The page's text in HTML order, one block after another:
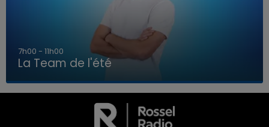
LA TEAM DE L'ÉTÉ
7h00 - 11h00
La Team de l'été